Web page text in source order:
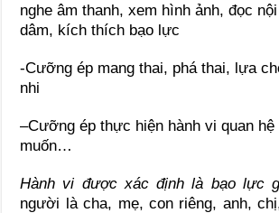
nghe âm thanh, xem hình ảnh, đọc
dâm, kích thích bạo lực
-Cưỡng ép mang thai, phá thai, lựa
nhi
–Cưỡng ép thực hiện hành vi quan
muốn…
Hành vi được xác định là bạo lực
người là cha, mẹ, con riêng, anh,